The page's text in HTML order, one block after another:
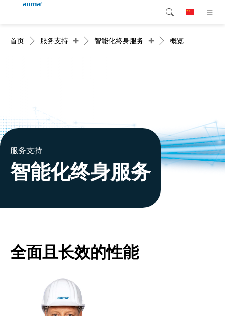
产品介绍
服务支持
公司简介
联系我们
Global
北美
搜索
首页 服务支持 + 智能化终身服务 + 概览
服务支持
智能化终身服务
全面且长效的性能